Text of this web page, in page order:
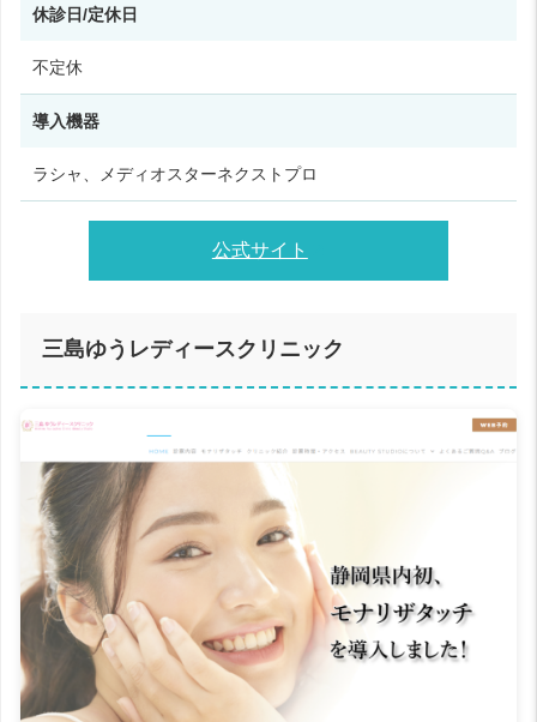
休診日/定休日
不定休
導入機器
ラシャ、メディオスターネクストプロ
公式サイト
三島ゆうレディースクリニック